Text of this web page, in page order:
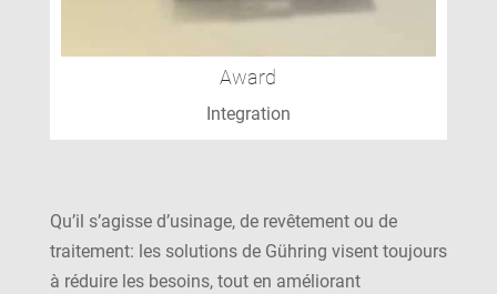
Award
Integration
Qu’il s’agisse d’usinage, de revêtement ou de
traitement: les solutions de Gühring visent toujours
à réduire les besoins, tout en améliorant